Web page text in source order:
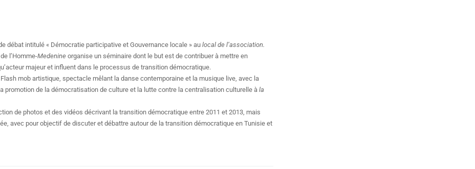
débat intitulé « Démocratie participative et Gouvernance locale » au local de l’association.
l’Homme-Medenine organise un séminaire dont le but est de contribuer à mettre en
majeur et influent dans le processus de transition démocratique.
mob artistique, spectacle mêlant la danse contemporaine et la musique live, avec la
promotion de la démocratisation de culture et la lutte contre la centralisation culturelle à la
de photos et des vidéos décrivant la transition démocratique entre 2011 et 2013, mais
avec pour objectif de discuter et débattre autour de la transition démocratique en Tunisie et